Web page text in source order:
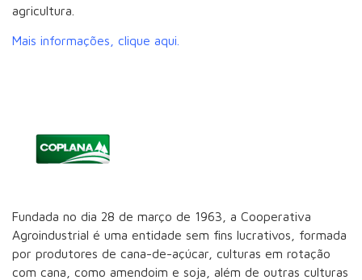
agricultura.
Mais informações, clique aqui.
Fundada no dia 28 de março de 1963, a Cooperativa
Agroindustrial é uma entidade sem fins lucrativos, formada
por produtores de cana-de-açúcar, culturas em rotação
com cana, como amendoim e soja, além de outras culturas